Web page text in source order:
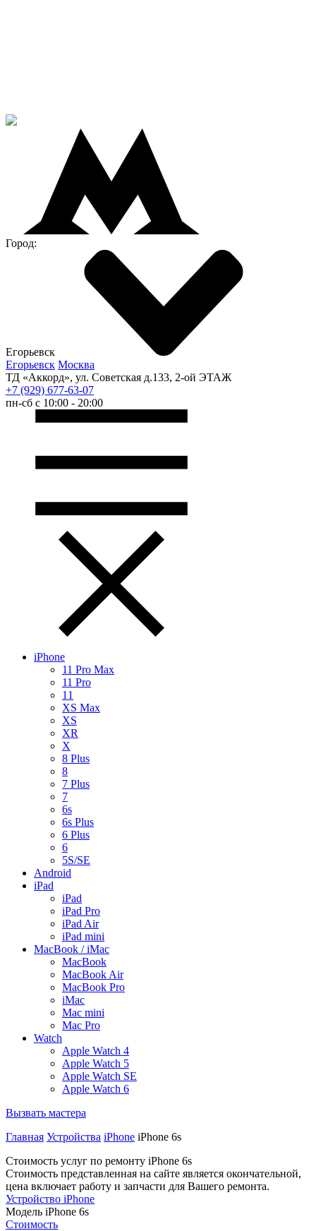
Город:
Егорьевск
Егорьевск Москва
ТД «Аккорд», ул. Советская д.133, 2-ой ЭТАЖ
+7 (929) 677-63-07
пн-сб с 10:00 - 20:00
iPhone
11 Pro Max
11 Pro
11
XS Max
XS
XR
X
8 Plus
8
7 Plus
7
6s
6s Plus
6 Plus
6
5S/SE
Android
iPad
iPad
iPad Pro
iPad Air
iPad mini
MacBook / iMac
MacBook
MacBook Air
MacBook Pro
iMac
Mac mini
Mac Pro
Watch
Apple Watch 4
Apple Watch 5
Apple Watch SE
Apple Watch 6
Вызвать мастера
Главная Устройства iPhone iPhone 6s
Стоимость услуг по ремонту iPhone 6s
Стоимость представленная на сайте является окончательной,
цена включает работу и запчасти для Вашего ремонта.
Устройство iPhone
Модель iPhone 6s
Стоимость